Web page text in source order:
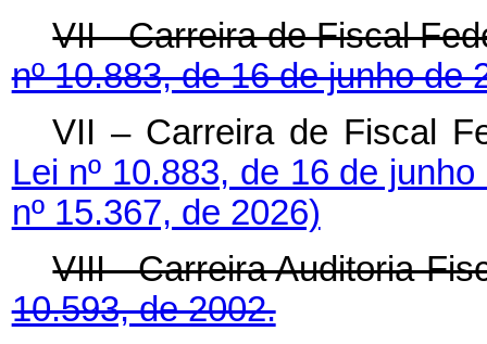
VII - Carreira de Fiscal
nº 10.883, de 16 de junho de
VII – Carreira de Fiscal
Lei nº 10.883, de 16 de
nº 15.367, de 2026)
VIII - Carreira Auditoria-
10.593, de 2002.